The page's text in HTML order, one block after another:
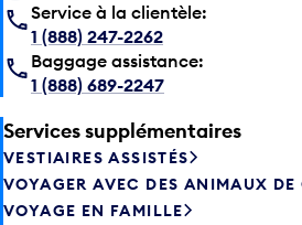
Service à la clientèle:
1 (888) 247-2262
Baggage assistance:
1 (888) 689-2247
Services supplémentaires
VESTIAIRES ASSISTÉS
VOYAGER AVEC DES ANIMAUX DE
VOYAGE EN FAMILLE